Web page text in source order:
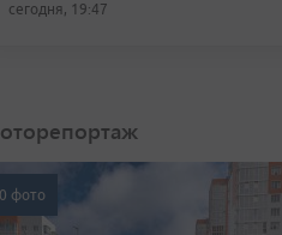
сегодня, 19:47
фото